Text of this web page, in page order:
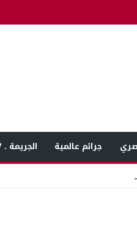
جرائم عالمية الجريمة . TV
بعد بل _